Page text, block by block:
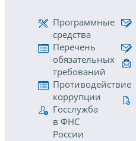
Программные
средства
Перечень
обязательных
требований
Противодействие
коррупции
Госслужба
в ФНС
России